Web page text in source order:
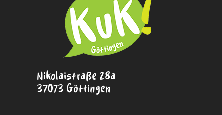
Nikolaistraße 28a
37073 Göttingen